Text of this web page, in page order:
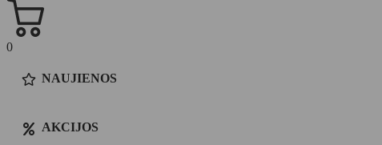
0
NAUJIENOS
AKCIJOS